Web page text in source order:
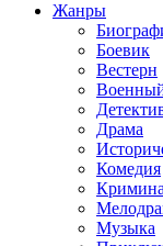
Жанры
Боевик
Вестерн
Драма
Комедия
Музыка